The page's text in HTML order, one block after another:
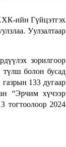
ийн Гүйцэтгэх
Уулзалтаар
зорилгоор
түлш болон бусад
133 дугаар
“Эрчим хүчээр
тогтоолоор 2024